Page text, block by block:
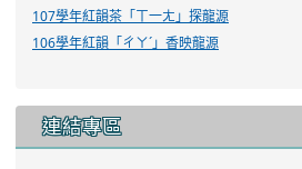
107學年紅韻茶「ㄒ一ㄤ」探龍源
106學年紅韻「ㄔㄚˊ」香映龍源
連結專區